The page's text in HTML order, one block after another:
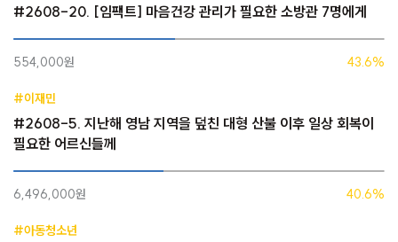
#2608-20. [임팩트] 마음건강 관리가 필요한 소방관 7명에게
554,000원 43.6%
#이재민
#2608-5. 지난해 영남 지역을 덮친 대형 산불 이후 일상 회복이
필요한 어르신들께
6,496,000원 40.6%
#아동청소년